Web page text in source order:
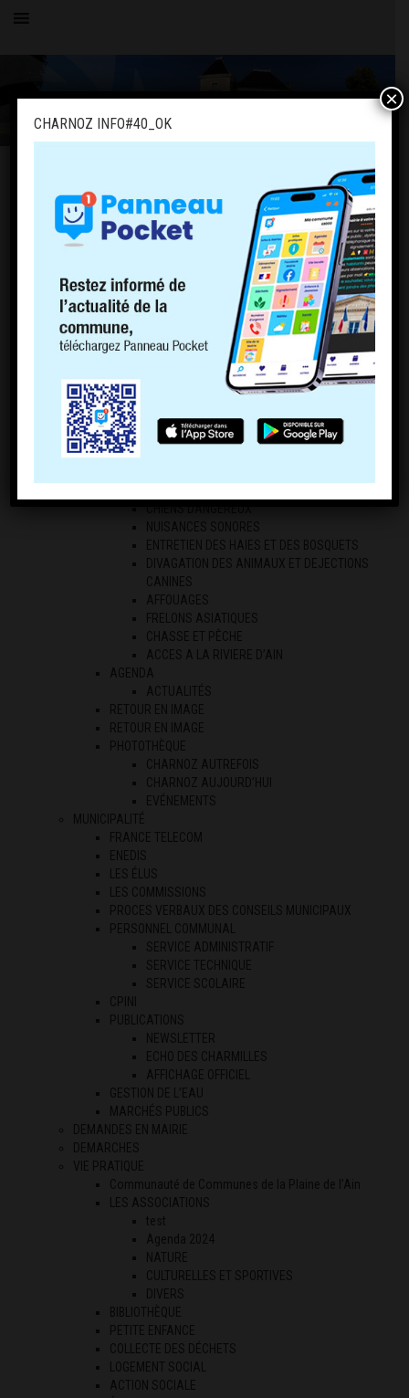
OK
PLU
Politique de cookies (EU)
ACCUEIL
LE VILLAGE
COMMERCE
COMPTOIR DE CHARNOZ
ECONOMIE LOCALE
LES PROFESSIONNELS
ENTRETIEN DES HAIES ET DES BOSQUETS
DIVAGATION DES ANIMAUX ET DEJECTIONS
CANINES
AFFOUAGES
FRELONS ASIATIQUES
CHASSE ET PÊCHE
ACCES A LA RIVIERE D’AIN
AGENDA
ACTUALITÉS
RETOUR EN IMAGE
RETOUR EN IMAGE
PHOTOTHÈQUE
CHARNOZ AUTREFOIS
CHARNOZ AUJOURD’HUI
EVÉNEMENTS
MUNICIPALITÉ
FRANCE TELECOM
ENEDIS
LES ÉLUS
LES COMMISSIONS
PROCES VERBAUX DES CONSEILS MUNICIPAUX
PERSONNEL COMMUNAL
SERVICE ADMINISTRATIF
SERVICE TECHNIQUE
SERVICE SCOLAIRE
CPINI
PUBLICATIONS
NEWSLETTER
ECHO DES CHARMILLES
AFFICHAGE OFFICIEL
GESTION DE L’EAU
MARCHÉS PUBLICS
DEMANDES EN MAIRIE
DEMARCHES
VIE PRATIQUE
Communauté de Communes de la Plaine de l’Ain
LES ASSOCIATIONS
test
Agenda 2024
NATURE
CULTURELLES ET SPORTIVES
DIVERS
BIBLIOTHÈQUE
PETITE ENFANCE
COLLECTE DES DÉCHETS
LOGEMENT SOCIAL
ACTION SOCIALE
CHARNOZ INFO#40_OK
×